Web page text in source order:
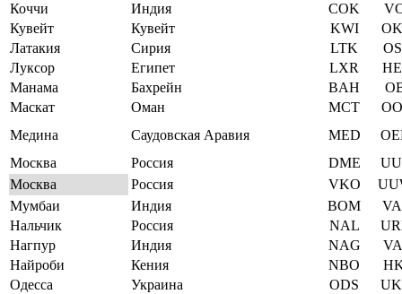
Коччи
Индия COK
Кувейт
Кувейт KWI
Латакия
Сирия LTK
Луксор
Египет LXR
Манама
Бахрейн BAH
Маскат
Оман MCT
Медина
Саудовская Аравия MED
Москва
Россия DME
Москва
Россия VKO
Мумбаи
Индия BOM
Нальчик
Россия NAL
Нагпур
Индия NAG
Найроби
Кения NBO
Одесса
Украина ODS